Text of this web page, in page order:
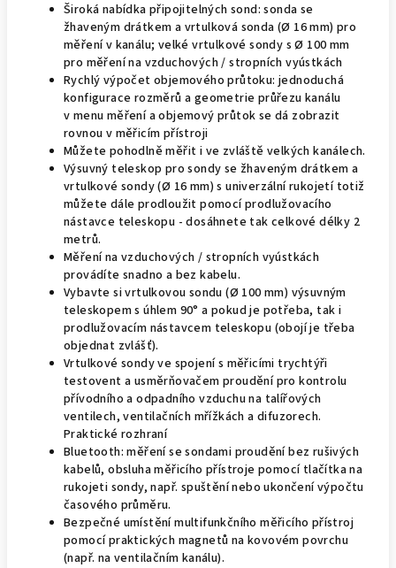
Široká nabídka připojitelných sond: sonda se
žhaveným drátkem a vrtulková sonda (Ø 16 mm) pro
měření v kanálu; velké vrtulkové sondy s Ø 100 mm
pro měření na vzduchových / stropních vyústkách
Rychlý výpočet objemového průtoku: jednoduchá
konfigurace rozměrů a geometrie průřezu kanálu
v menu měření a objemový průtok se dá zobrazit
rovnou v měřicím přístroji
Můžete pohodlně měřit i ve zvláště velkých kanálech.
Výsuvný teleskop pro sondy se žhaveným drátkem a
vrtulkové sondy (Ø 16 mm) s univerzální rukojetí totiž
můžete dále prodloužit pomocí prodlužovacího
nástavce teleskopu - dosáhnete tak celkové délky 2
metrů.
Měření na vzduchových / stropních vyústkách
provádíte snadno a bez kabelu.
Vybavte si vrtulkovou sondu (Ø 100 mm) výsuvným
teleskopem s úhlem 90° a pokud je potřeba, tak i
prodlužovacím nástavcem teleskopu (obojí je třeba
objednat zvlášť).
Vrtulkové sondy ve spojení s měřicími trychtýři
testovent a usměrňovačem proudění pro kontrolu
přívodního a odpadního vzduchu na talířových
ventilech, ventilačních mřížkách a difuzorech.
Praktické rozhraní
Bluetooth: měření se sondami proudění bez rušivých
kabelů, obsluha měřicího přístroje pomocí tlačítka na
rukojeti sondy, např. spuštění nebo ukončení výpočtu
časového průměru.
Bezpečné umístění multifunkčního měřicího přístroj
pomocí praktických magnetů na kovovém povrchu
(např. na ventilačním kanálu).